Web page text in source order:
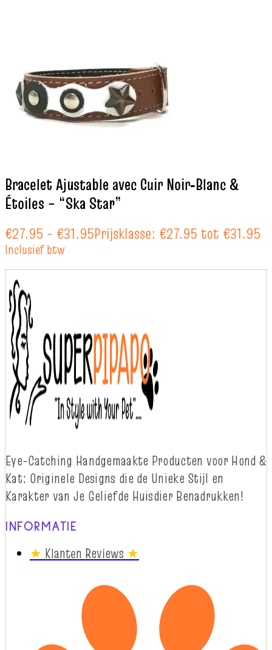
Bracelet Ajustable avec Cuir Noir‑Blanc &
Étoiles – “Ska Star”
€27.95 - €31.95Prijsklasse: €27.95 tot €31.95
Inclusief btw
Eye-Catching Handgemaakte Producten voor Hond &
Kat: Originele Designs die de Unieke Stijl en
Karakter van Je Geliefde Huisdier Benadrukken!
INFORMATIE
★ Klanten Reviews ★